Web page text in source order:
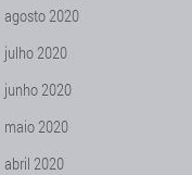
agosto 2020
julho 2020
junho 2020
maio 2020
abril 2020